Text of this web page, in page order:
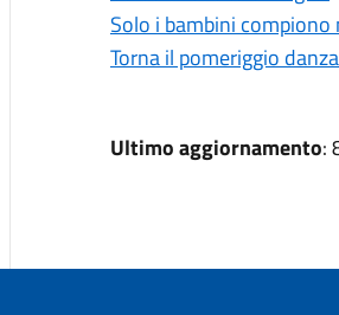
Solo i bambini
Torna il pomeriggio
Ultimo aggiornamento: